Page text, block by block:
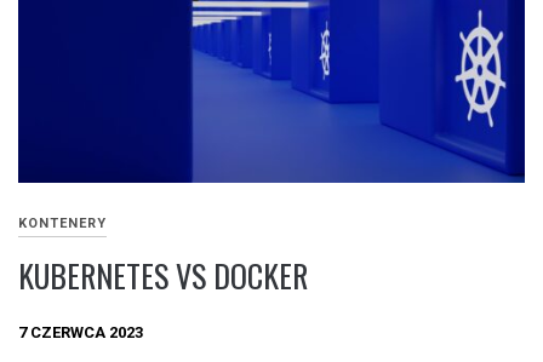
KONTENERY
KUBERNETES VS DOCKER
7 CZERWCA 2023